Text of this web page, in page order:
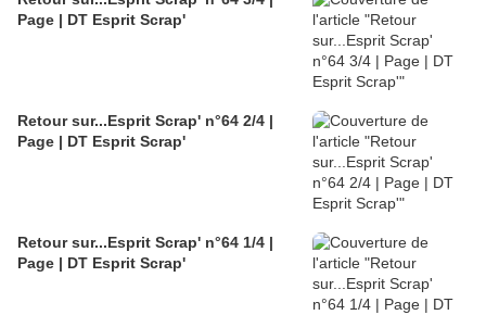
Page | DT Esprit Scrap'
Retour sur...Esprit Scrap' n°64 2/4 |
Page | DT Esprit Scrap'
Retour sur...Esprit Scrap' n°64 1/4 |
Page | DT Esprit Scrap'